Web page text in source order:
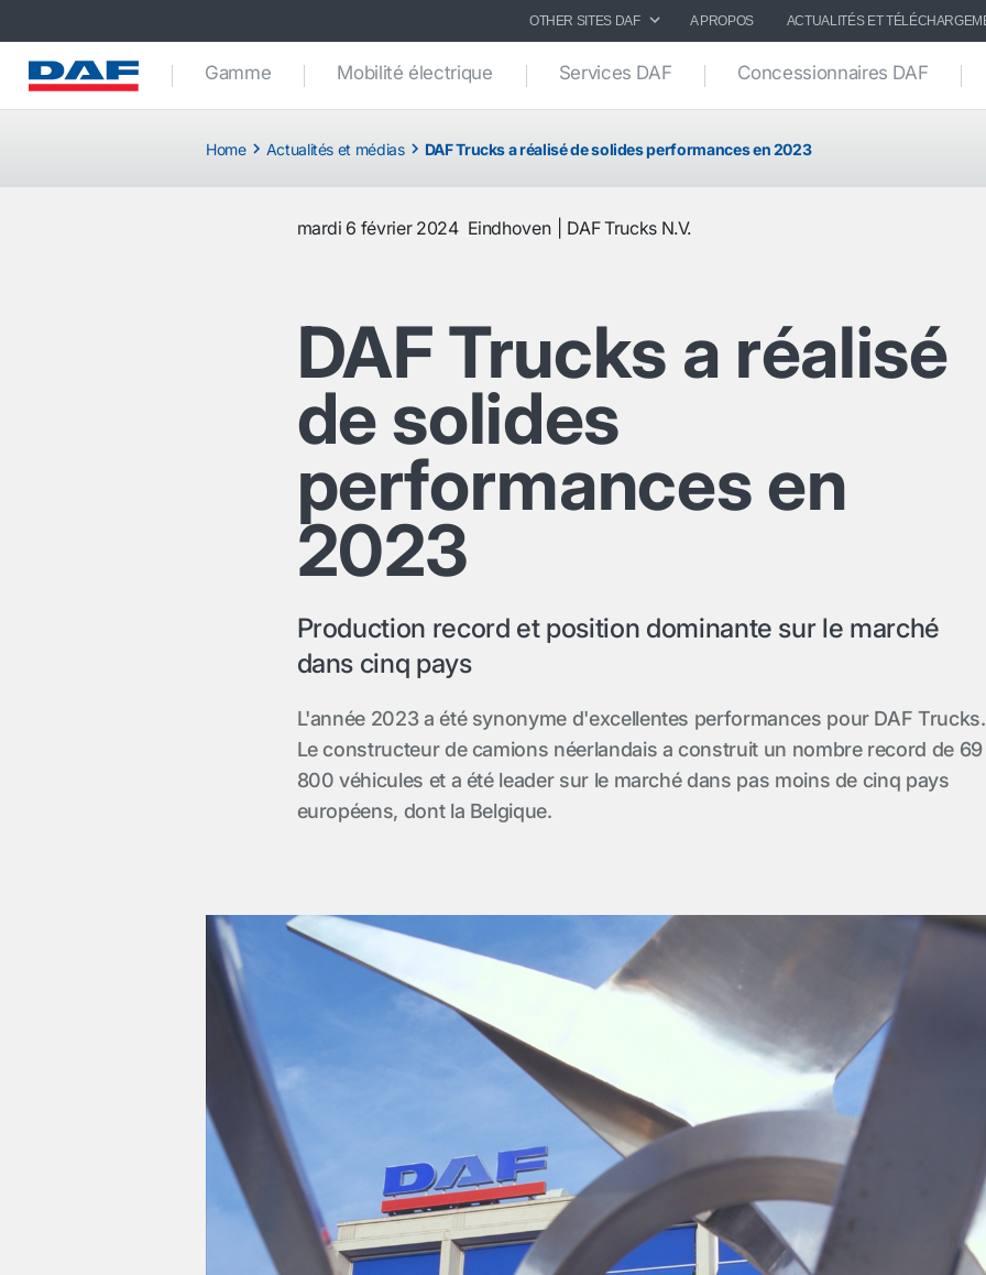
OTHER SITES DAF A PROPOS ACTUALITÉS ET
Gamme Mobilité électrique Services DAF Concessionnaires DAF
Home Actualités et médias DAF Trucks a réalisé de solides performances en 2023
mardi 6 février 2024 Eindhoven DAF Trucks N.V.
DAF Trucks a réalisé
de solides
performances en
2023
Production record et position dominante sur le marché
dans cinq pays
L'année 2023 a été synonyme d'excellentes performances pour DAF Trucks.
Le constructeur de camions néerlandais a construit un nombre record de 69
800 véhicules et a été leader sur le marché dans pas moins de cinq pays
européens, dont la Belgique.